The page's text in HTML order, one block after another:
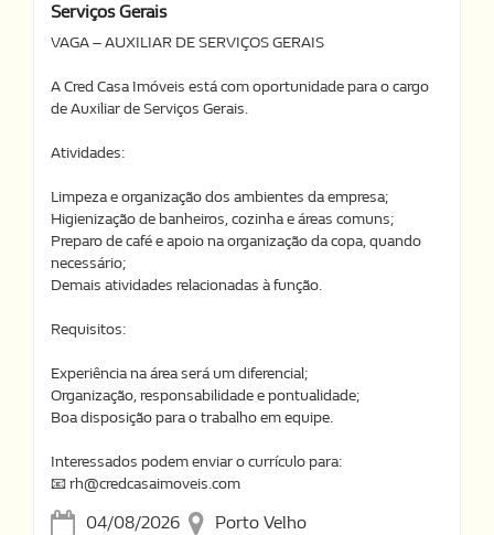
Serviços Gerais
VAGA – AUXILIAR DE SERVIÇOS GERAIS
A Cred Casa Imóveis está com oportunidade para o cargo
de Auxiliar de Serviços Gerais.
Atividades:
Limpeza e organização dos ambientes da empresa;
Higienização de banheiros, cozinha e áreas comuns;
Preparo de café e apoio na organização da copa, quando
necessário;
Demais atividades relacionadas à função.
Requisitos:
Experiência na área será um diferencial;
Organização, responsabilidade e pontualidade;
Boa disposição para o trabalho em equipe.
Interessados podem enviar o currículo para:
📧 rh@credcasaimoveis.com
04/08/2026 Porto Velho